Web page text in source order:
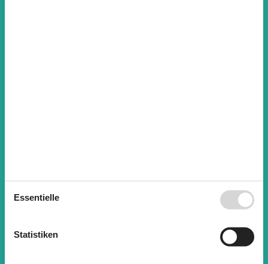
Essentielle
Statistiken